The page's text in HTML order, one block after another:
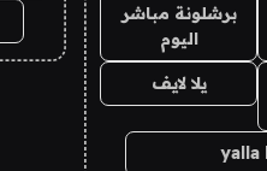
برشلونة مباشر
اليوم
يلا لايف
yalla